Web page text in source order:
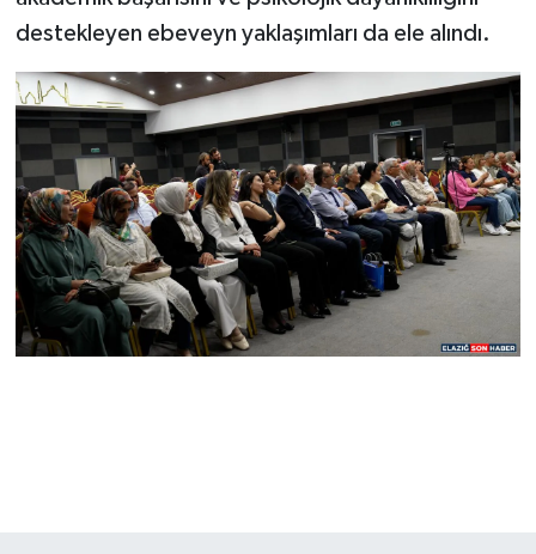
destekleyen ebeveyn yaklaşımları da ele alındı.